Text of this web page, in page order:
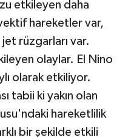
etkileyen daha
hareketler var,
jet rüzgarları var.
olaylar. El Nino
olarak etkiliyor.
tabii ki yakın olan
hareketlilik
bir şekilde etkili